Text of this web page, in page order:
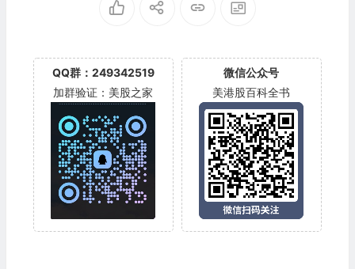
QQ群：249342519
加群验证：美股之家
微信公众号
美港股百科全书